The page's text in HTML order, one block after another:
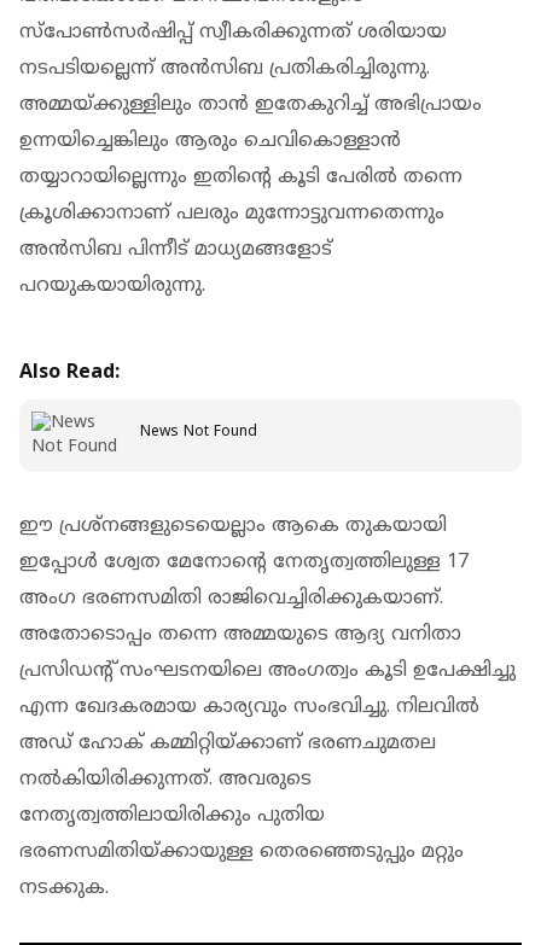
സ്‌പോൺസർഷിപ്പ് സ്വീകരിക്കുന്നത് ശരിയായ
നടപടിയല്ലെന്ന് അൻസിബ പ്രതികരിച്ചിരുന്നു.
അമ്മയ്ക്കുള്ളിലും താൻ ഇതേകുറിച്ച് അഭിപ്രായം
ഉന്നയിച്ചെങ്കിലും ആരും ചെവികൊള്ളാൻ
തയ്യാറായില്ലെന്നും ഇതിന്റെ കൂടി പേരിൽ തന്നെ
ക്രൂശിക്കാനാണ് പലരും മുന്നോട്ടുവന്നതെന്നും
അൻസിബ പിന്നീട് മാധ്യമങ്ങളോട്
പറയുകയായിരുന്നു.
Also Read:
News Not Found
ഈ പ്രശ്‌നങ്ങളുടെയെല്ലാം ആകെ തുകയായി
ഇപ്പോൾ ശ്വേത മേനോന്റെ നേതൃത്വത്തിലുള്ള 17
അംഗ ഭരണസമിതി രാജിവെച്ചിരിക്കുകയാണ്.
അതോടൊപ്പം തന്നെ അമ്മയുടെ ആദ്യ വനിതാ
പ്രസിഡന്റ് സംഘടനയിലെ അംഗത്വം കൂടി ഉപേക്ഷിച്ചു
എന്ന ഖേദകരമായ കാര്യവും സംഭവിച്ചു. നിലവിൽ
അഡ് ഹോക് കമ്മിറ്റിയ്ക്കാണ് ഭരണചുമതല
നൽകിയിരിക്കുന്നത്. അവരുടെ
നേതൃത്വത്തിലായിരിക്കും പുതിയ
ഭരണസമിതിയ്ക്കായുള്ള തെരഞ്ഞെടുപ്പും മറ്റും
നടക്കുക.